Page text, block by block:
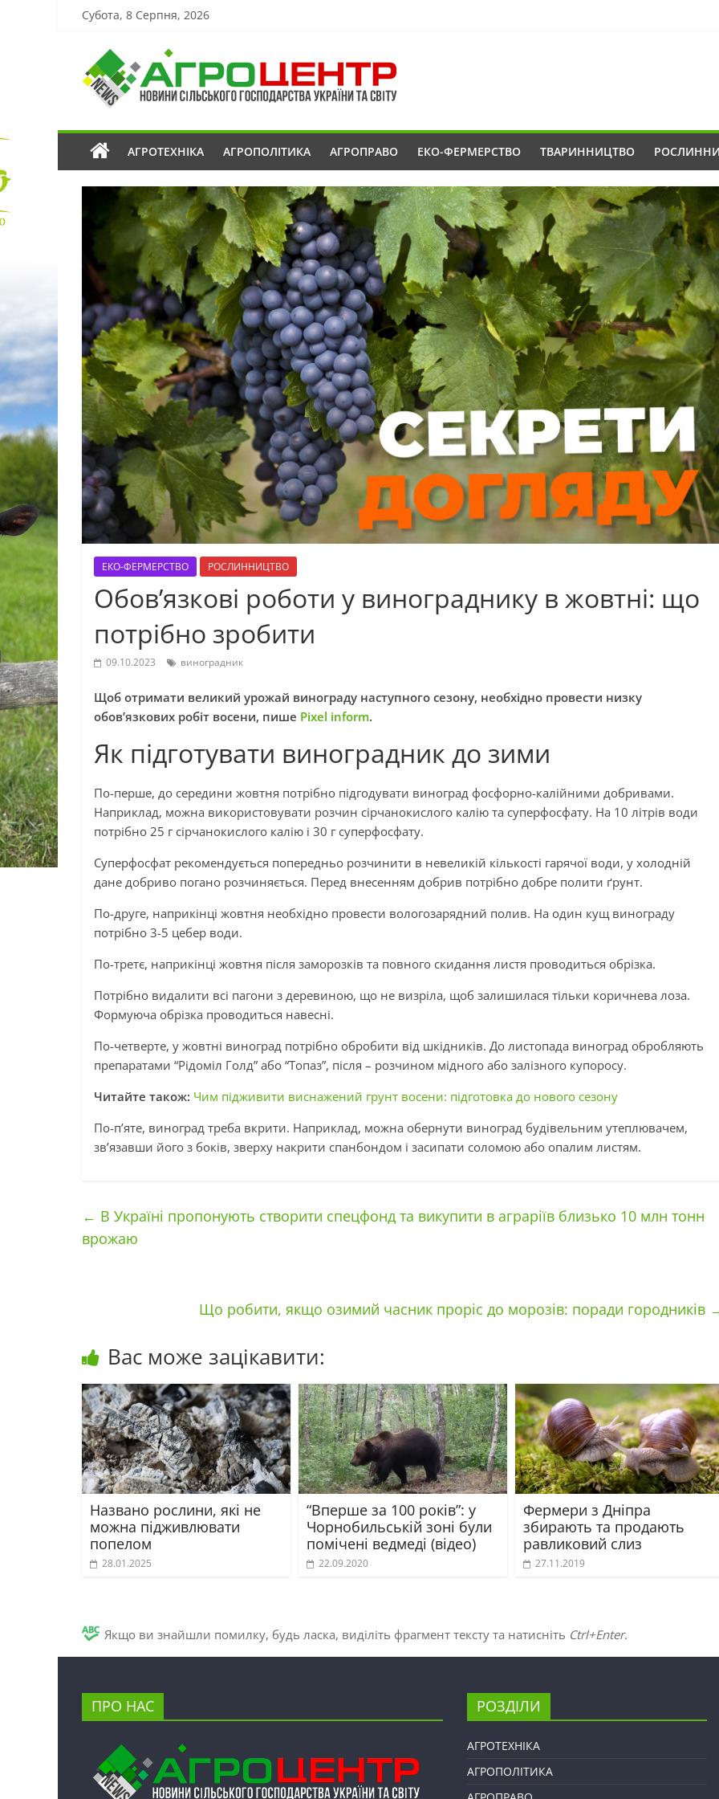
Субота, 8 Серпня, 2026
АГРОТЕХНІКА АГРОПОЛІТИКА АГРОПРАВО ЕКО-ФЕРМЕРСТВО ТВАРИННИЦТВО
ЕКО-ФЕРМЕРСТВО РОСЛИННИЦТВО
Обов’язкові роботи у винограднику в жовтні: що
потрібно зробити
09.10.2023 виноградник
Щоб отримати великий урожай винограду наступного сезону, необхідно провести низку
обов’язкових робіт восени, пише Pixel inform.
Як підготувати виноградник до зими
По-перше, до середини жовтня потрібно підгодувати виноград фосфорно-калійними добривами.
Наприклад, можна використовувати розчин сірчанокислого калію та суперфосфату. На 10 літрів води
потрібно 25 г сірчанокислого калію і 30 г суперфосфату.
Суперфосфат рекомендується попередньо розчинити в невеликій кількості гарячої води, у холодній
дане добриво погано розчиняється. Перед внесенням добрив потрібно добре полити ґрунт.
По-друге, наприкінці жовтня необхідно провести вологозарядний полив. На один кущ винограду
потрібно 3-5 цебер води.
По-третє, наприкінці жовтня після заморозків та повного скидання листя проводиться обрізка.
Потрібно видалити всі пагони з деревиною, що не визріла, щоб залишилася тільки коричнева лоза.
Формуюча обрізка проводиться навесні.
По-четверте, у жовтні виноград потрібно обробити від шкідників. До листопада виноград обробляють
препаратами “Рідоміл Голд” або “Топаз”, після – розчином мідного або залізного купоросу.
Читайте також: Чим підживити виснажений грунт восени: підготовка до нового сезону
По-п’яте, виноград треба вкрити. Наприклад, можна обернути виноград будівельним утеплювачем,
зв’язавши його з боків, зверху накрити спанбондом і засипати соломою або опалим листям.
← В Україні пропонують створити спецфонд та викупити в аграріїв близько 10 млн тонн
врожаю
Що робити, якщо озимий часник проріс до морозів: поради городників
Вас може зацікавити:
Названо рослини, які не
можна підживлювати
попелом
28.01.2025
“Вперше за 100 років”: у
Чорнобильській зоні були
помічені ведмеді (відео)
22.09.2020
Фермери з Дніпра
збирають та продають
равликовий слиз
27.11.2019
Якщо ви знайшли помилку, будь ласка, виділіть фрагмент тексту та натисніть Ctrl+Enter.
ПРО НАС РОЗДІЛИ
АГРОТЕХНІКА
АГРОПОЛІТИКА